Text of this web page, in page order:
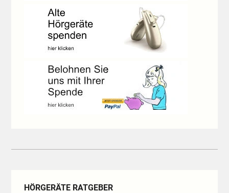
HÖRGERÄTE RATGEBER